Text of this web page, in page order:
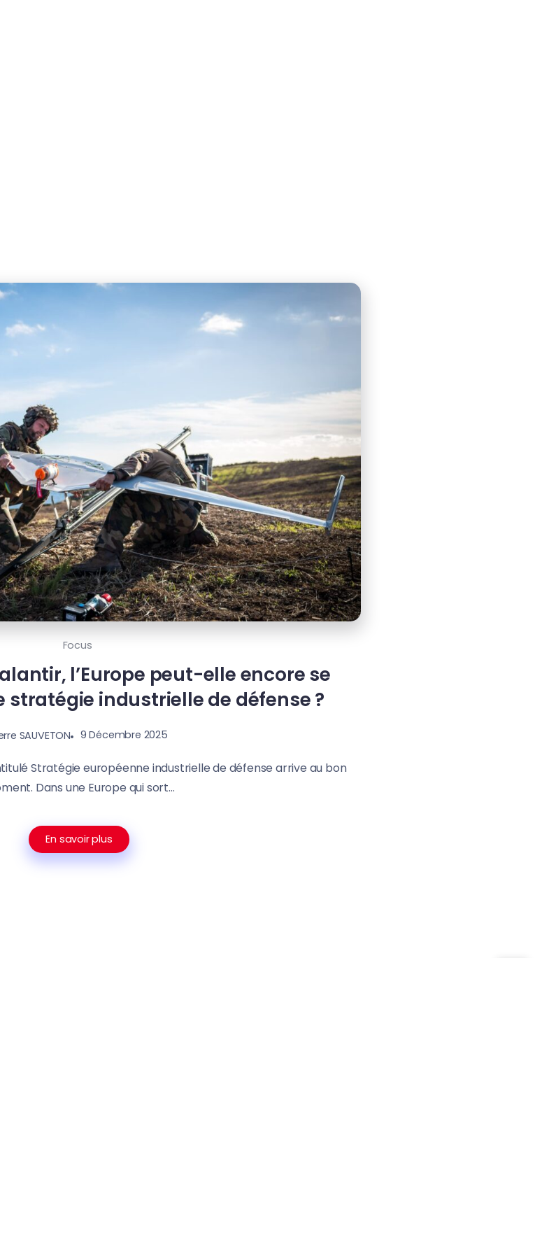
Focus
l’Europe peut-elle encore se
stratégie industrielle de défense ?
SAUVETON 9 Décembre 2025
Stratégie européenne industrielle de défense arrive au bon
Dans une Europe qui sort...
En savoir plus